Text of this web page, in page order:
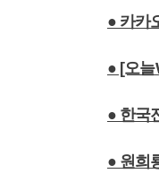
● 카카
● [오
● 한국
● 원희